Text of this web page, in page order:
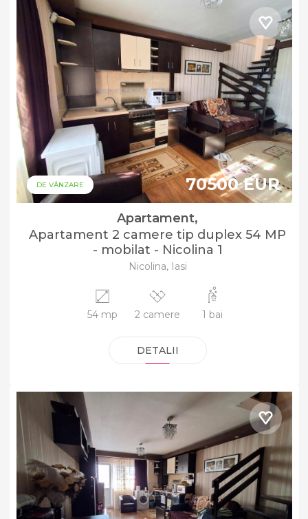
DE VÂNZARE 70500 EUR
Apartament,
Apartament 2 camere tip duplex 54 MP
- mobilat - Nicolina 1
Nicolina, Iasi
54 mp 2 camere 1 bai
DETALII